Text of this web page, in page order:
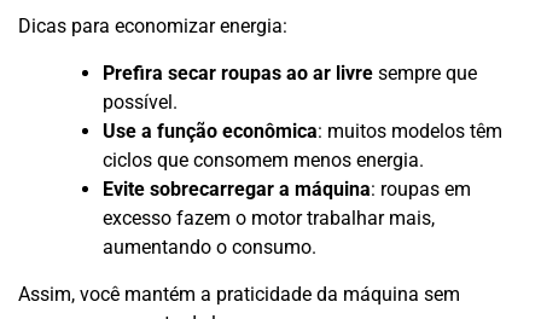
Dicas para economizar energia:
Prefira secar roupas ao ar livre sempre que
possível.
Use a função econômica: muitos modelos têm
ciclos que consomem menos energia.
Evite sobrecarregar a máquina: roupas em
excesso fazem o motor trabalhar mais,
aumentando o consumo.
Assim, você mantém a praticidade da máquina sem